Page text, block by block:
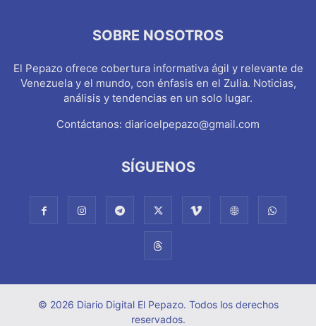
SOBRE NOSOTROS
El Pepazo ofrece cobertura informativa ágil y relevante de
Venezuela y el mundo, con énfasis en el Zulia. Noticias,
análisis y tendencias en un solo lugar.
Contáctanos: diarioelpepazo@gmail.com
SÍGUENOS
© 2026 Diario Digital El Pepazo. Todos los derechos
reservados.